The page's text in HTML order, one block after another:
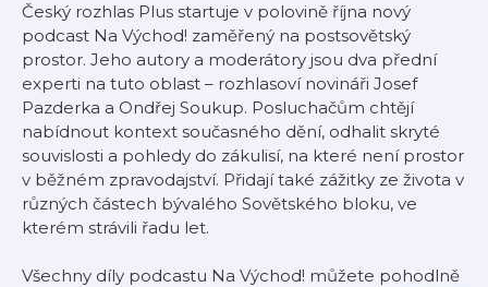
Český rozhlas Plus startuje v polovině října nový
podcast Na Východ! zaměřený na postsovětský
prostor. Jeho autory a moderátory jsou dva přední
experti na tuto oblast – rozhlasoví novináři Josef
Pazderka a Ondřej Soukup. Posluchačům chtějí
nabídnout kontext současného dění, odhalit skryté
souvislosti a pohledy do zákulisí, na které není prostor
v běžném zpravodajství. Přidají také zážitky ze života v
různých částech bývalého Sovětského bloku, ve
kterém strávili řadu let.
Všechny díly podcastu Na Východ! můžete pohodlně